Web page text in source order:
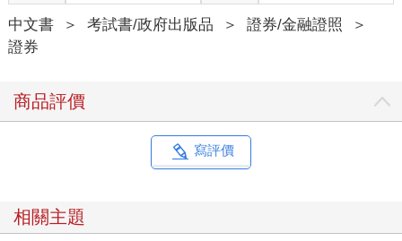
中文書 ＞ 考試書/政府出版品 ＞ 證券/金融證照
＞
證券
商品評價
寫評價
相關主題